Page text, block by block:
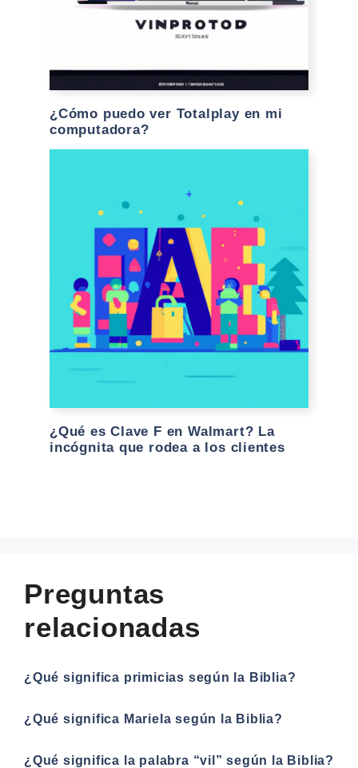
¿Cómo puedo ver Totalplay en mi
computadora?
¿Qué es Clave F en Walmart? La
incógnita que rodea a los clientes
Preguntas
relacionadas
¿Qué significa primicias según la Biblia?
¿Qué significa Mariela según la Biblia?
¿Qué significa la palabra “vil” según la Biblia?